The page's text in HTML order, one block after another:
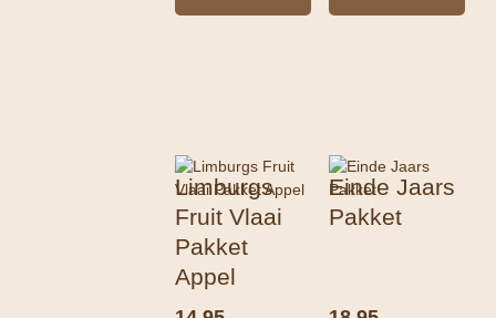
Limburgs
Fruit Vlaai
Pakket
Appel
Einde Jaars
Pakket